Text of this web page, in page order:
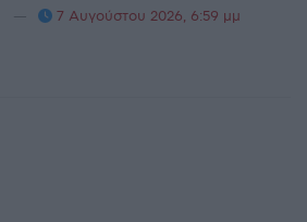
7 Αυγούστου 2026, 6:59 μμ